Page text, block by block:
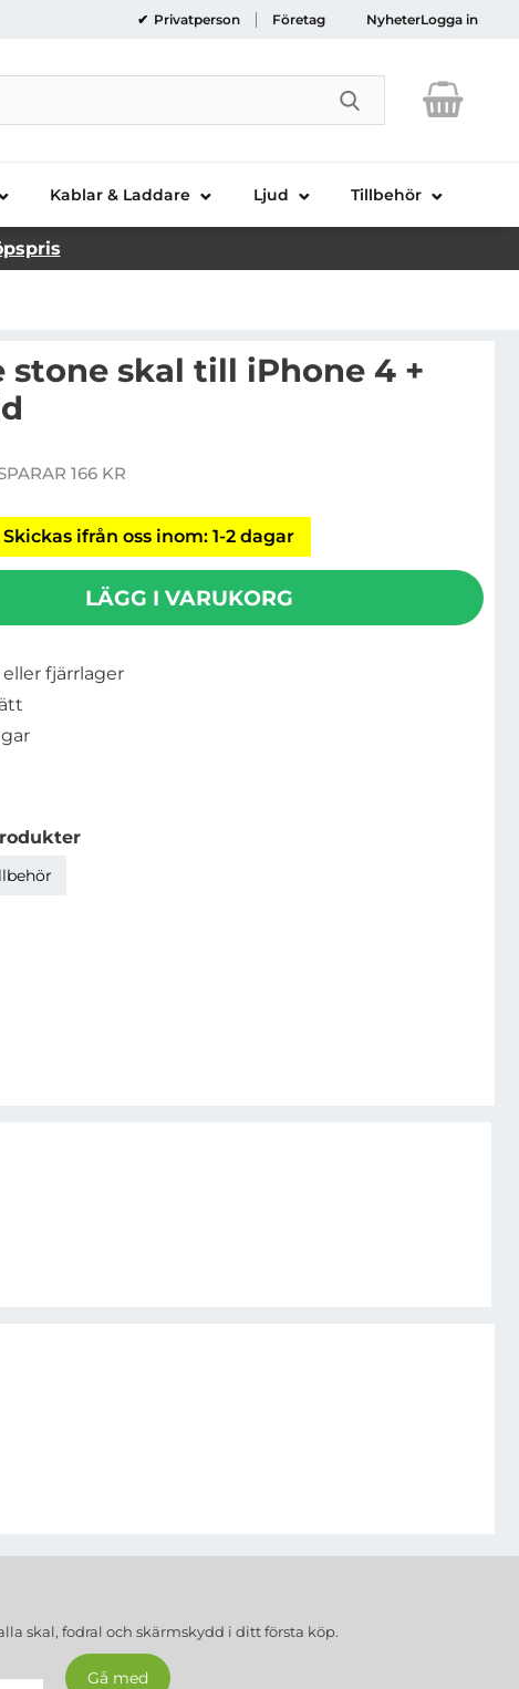
Privatperson Företag NyheterLogga in
Genomför
Kablar & Laddare Ljud Tillbehör
stone skal till iPhone 4 +
166 KR
Skickas ifrån oss inom: 1-2 dagar
LÄGG I VARUKORG
eller fjärrlager
skal, fodral och skärmskydd i ditt första köp.